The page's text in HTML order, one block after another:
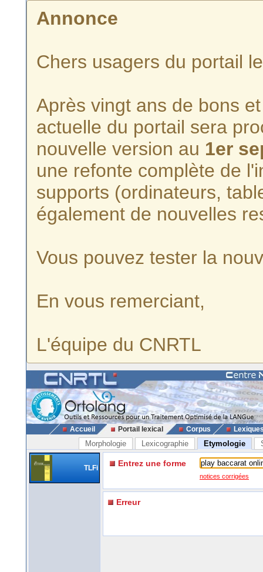
Annonce
Chers usagers du portail
Après vingt ans de bons
actuelle du portail sera
nouvelle version au 1er
une refonte complète de
supports (ordinateurs,
également de nouvelles
Vous pouvez tester la
En vous remerciant,
L'équipe du CNRTL
Accueil Portail lexical Corpus
Morphologie Lexicographie Etymologie
TLFi Entrez une forme
notices corrigées
Erreur